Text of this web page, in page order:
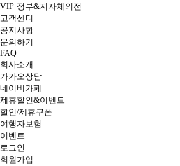
VIP·정부&지자체의전
고객센터
공지사항
문의하기
FAQ
회사소개
카카오상담
네이버카페
제휴할인&이벤트
할인/제휴쿠폰
여행자보험
이벤트
로그인
회원가입